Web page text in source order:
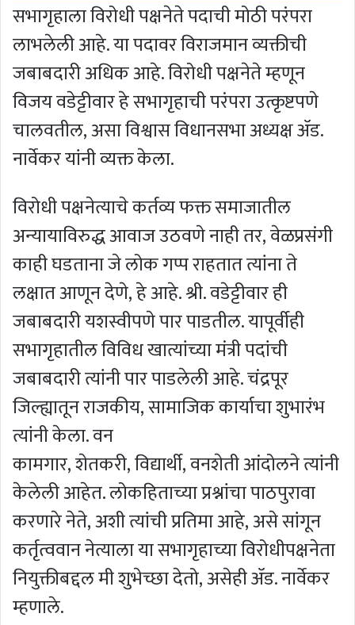
सभागृहाला विरोधी पक्षनेते पदाची मोठी परंपरा
लाभलेली आहे. या पदावर विराजमान व्यक्तीची
जबाबदारी अधिक आहे. विरोधी पक्षनेते म्हणून
विजय वडेट्टीवार हे सभागृहाची परंपरा उत्कृष्टपणे
चालवतील, असा विश्वास विधानसभा अध्यक्ष ॲड.
नार्वेकर यांनी व्यक्त केला.
विरोधी पक्षनेत्याचे कर्तव्य फक्त समाजातील
अन्यायाविरुद्ध आवाज उठवणे नाही तर, वेळप्रसंगी
काही घडताना जे लोक गप्प राहतात त्यांना ते
लक्षात आणून देणे, हे आहे. श्री. वडेट्टीवार ही
जबाबदारी यशस्वीपणे पार पाडतील. यापूर्वीही
सभागृहातील विविध खात्यांच्या मंत्री पदांची
जबाबदारी त्यांनी पार पाडलेली आहे. चंद्रपूर
जिल्ह्यातून राजकीय, सामाजिक कार्याचा शुभारंभ
त्यांनी केला. वन
कामगार, शेतकरी, विद्यार्थी, वनशेती आंदोलने त्यांनी
केलेली आहेत. लोकहिताच्या प्रश्नांचा पाठपुरावा
करणारे नेते, अशी त्यांची प्रतिमा आहे, असे सांगून
कर्तृत्ववान नेत्याला या सभागृहाच्या विरोधीपक्षनेता
नियुक्तीबद्दल मी शुभेच्छा देतो, असेही ॲड. नार्वेकर
म्हणाले.